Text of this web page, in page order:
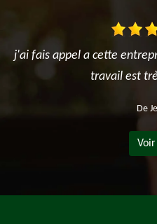
j'ai fais appel a cette
travail est
De